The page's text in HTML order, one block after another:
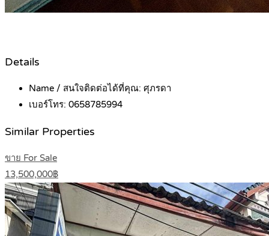
Details
Name / สนใจติดต่อได้ที่คุณ: ศุภรดา
เบอร์โทร: 0658785994
Similar Properties
ขาย For Sale
13,500,000฿